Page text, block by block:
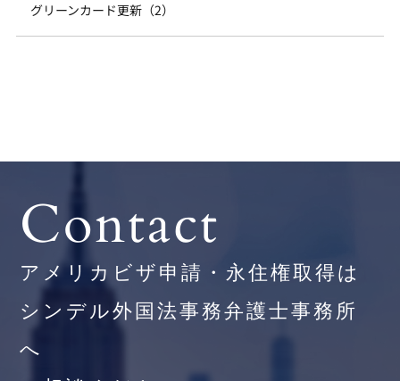
グリーンカード更新（2）
Contact
アメリカビザ申請・永住権取得は
シンデル外国法事務弁護士事務所
へ